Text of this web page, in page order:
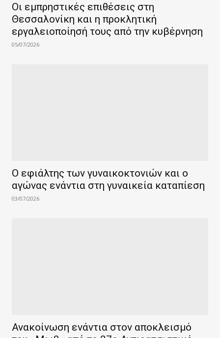
Οι εμπρηστικές επιθέσεις στη
Θεσσαλονίκη και η προκλητική
εργαλειοποίησή τους από την κυβέρνηση
05/07/2026
Ο εφιάλτης των γυναικοκτονιών και ο
αγώνας ενάντια στη γυναικεία καταπίεση
03/07/2026
Ανακοίνωση ενάντια στον αποκλεισμό